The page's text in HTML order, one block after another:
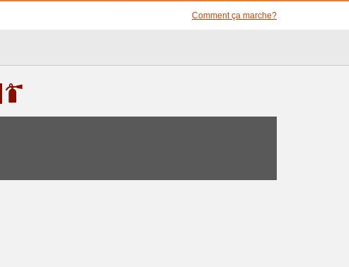
Comment ça marche?